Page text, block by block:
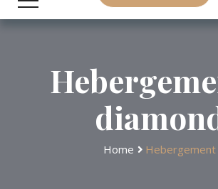
Home Hebergement